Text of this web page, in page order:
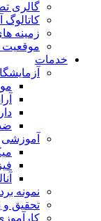
گالری
کاتالوگ
زمینه
خدمات
آموزشی
نمونه
تحقیق